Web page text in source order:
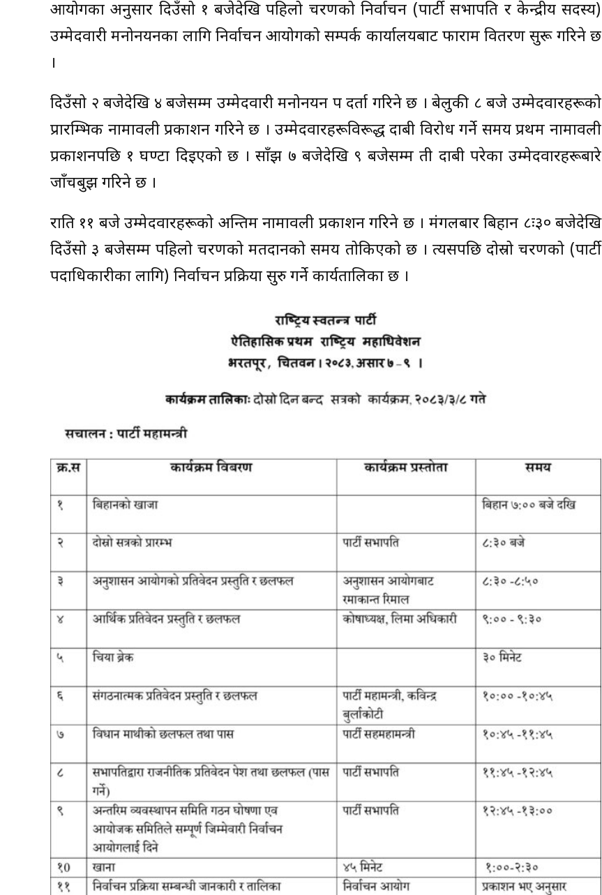
आयोगका अनुसार दिउँसो १ बजेदेखि पहिलो चरणको निर्वाचन (पार्टी सभापति र केन्द्रीय सदस्य)
उम्मेदवारी मनोनयनका लागि निर्वाचन आयोगको सम्पर्क कार्यालयबाट फाराम वितरण सुरू गरिने छ
।
दिउँसो २ बजेदेखि ४ बजेसम्म उम्मेदवारी मनोनयन पत्र दर्ता गरिने छ । बेलुकी ८ बजे उम्मेदवारहरूको
प्रारम्भिक नामावली प्रकाशन गरिने छ । उम्मेदवारहरूविरूद्ध दाबी विरोध गर्ने समय प्रथम नामावली
प्रकाशनपछि १ घण्टा दिइएको छ । साँझ ७ बजेदेखि ९ बजेसम्म ती दाबी परेका उम्मेदवारहरूबारे
जाँचबुझ गरिने छ ।
राति ११ बजे उम्मेदवारहरूको अन्तिम नामावली प्रकाशन गरिने छ । मंगलबार बिहान ८ः३० बजेदेखि
दिउँसो ३ बजेसम्म पहिलो चरणको मतदानको समय तोकिएको छ । त्यसपछि दोस्रो चरणको (पार्टी
पदाधिकारीका लागि) निर्वाचन प्रक्रिया सुरु गर्ने कार्यतालिका छ ।